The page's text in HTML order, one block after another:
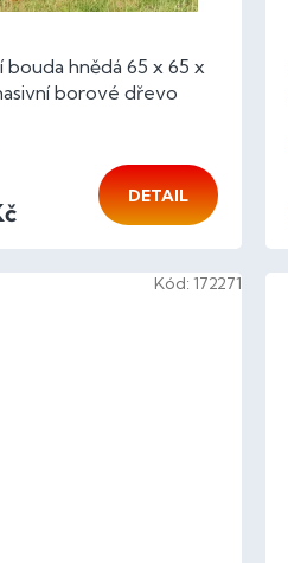
bouda hnědá 65 x 65 x
borové dřevo
DETAIL
Kód: 172271